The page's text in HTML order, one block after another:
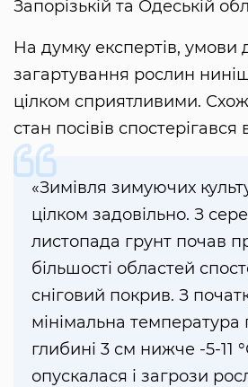
Запорізькій та Одеській
На думку експертів, умови
загартування рослин
цілком сприятливими.
стан посівів спостерігався
«Зимівля зимуючих
цілком задовільно. З
листопада грунт почав
більшості областей
сніговий покрив. З
мінімальна температура
глибині 3 см нижче -5-11
опускалася і загрози